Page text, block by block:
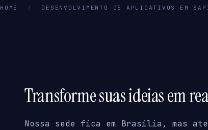
HOME / DESENVOLVIMENTO DE APLICATIVOS EM
Transforme suas ideias em
Nossa sede fica em Brasília, mas